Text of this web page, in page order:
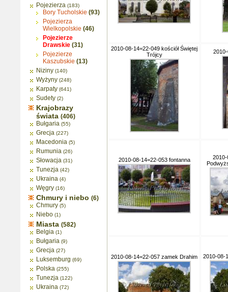
Pojezierza (183)
Bory Tucholskie (93)
Pojezierza
Wielkopolskie (46)
Pojezierze
Drawskie (31)
Pojezierze
Kaszubskie (13)
Niziny (140)
Wyżyny (248)
Karpaty (641)
Sudety (2)
Krajobrazy
świata (406)
Bułgaria (55)
Grecja (227)
Macedonia (5)
Rumunia (26)
Słowacja (31)
Tunezja (42)
Ukraina (4)
Węgry (16)
Chmury i niebo (6)
Chmury (5)
Niebo (1)
Miasta (582)
Belgia (1)
Bułgaria (9)
Grecja (27)
Luksemburg (69)
Polska (255)
Tunezja (122)
Ukraina (72)
2010-08-14=22-049 kościół Świętej
Trójcy
2010-08-14=22-053 fontanna
2010-
2010-08-14=22-057 zamek Drahim 2010-08-